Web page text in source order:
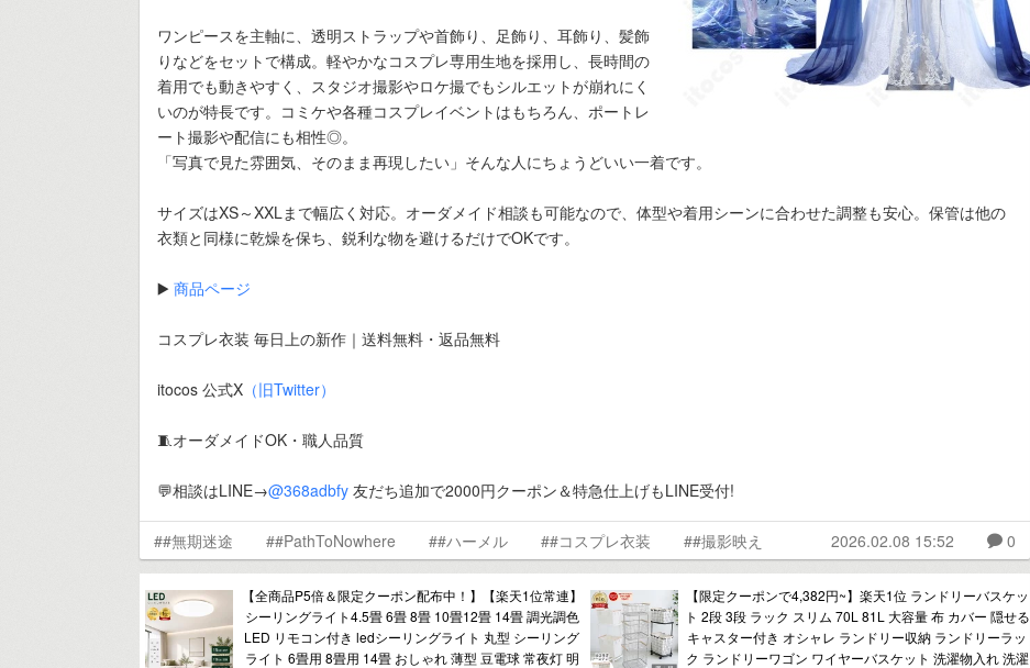
ワンピースを主軸に、透明ストラップや首飾り、足飾り、耳飾り、髪飾
りなどをセットで構成。軽やかなコスプレ専用生地を採用し、長時間の
着用でも動きやすく、スタジオ撮影やロケ撮でもシルエットが崩れにく
いのが特長です。コミケや各種コスプレイベントはもちろん、ポートレ
ート撮影や配信にも相性◎。
「写真で見た雰囲気、そのまま再現したい」そんな人にちょうどいい一着です。
サイズはXS～XXLまで幅広く対応。オーダメイド相談も可能なので、体型や着用シーンに合わせた調整も安心。保管は他の
衣類と同様に乾燥を保ち、鋭利な物を避けるだけでOKです。
▶️ 商品ページ
コスプレ衣装 毎日上の新作｜送料無料・返品無料
itocos 公式X （旧Twitter）
🧵オーダメイドOK・職人品質
💬相談はLINE→@368adbfy 友だち追加で2000円クーポン＆特急仕上げもLINE受付!
##無期迷途 ##PathToNowhere ##ハーメル ##コスプレ衣装 ##撮影映え 2026.02.08 15:52 0
【全商品P5倍＆限定クーポン配布中！】【楽天1位常連】
シーリングライト4.5畳 6畳 8畳 10畳12畳 14畳 調光調色
LED リモコン付き ledシーリングライト 丸型 シーリング
ライト 6畳用 8畳用 14畳 おしゃれ 薄型 豆電球 常夜灯 明
【限定クーポンで4,382円~】楽天1位 ランドリーバスケッ
ト 2段 3段 ラック スリム 70L 81L 大容量 布 カバー 隠せる
キャスター付き オシャレ ランドリー収納 ランドリーラッ
ク ランドリーワゴン ワイヤーバスケット 洗濯物入れ 洗濯